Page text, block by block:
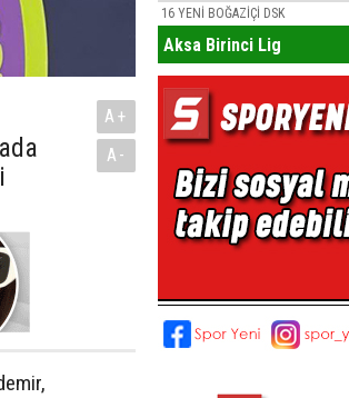
A+
A-
16 YENİ BOĞAZİÇİ DSK
Aksa Birinci Lig